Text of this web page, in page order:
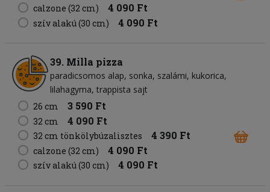
calzone (32 cm) 4 090 Ft
szív alakú (30 cm) 4 090 Ft
39. Milla pizza
paradicsomos alap sonka szalámi kukorica
lilahagyma trappista sajt
26 cm
3 590 Ft
32 cm 4 090 Ft
32 cm tönkölybúzalisztes 4 390 Ft
calzone (32 cm) 4 090 Ft
szív alakú (30 cm) 4 090 Ft